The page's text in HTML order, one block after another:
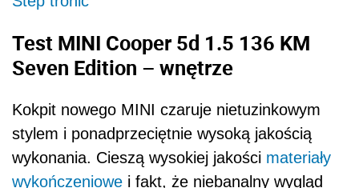
Test MINI Cooper 5d 1.5 136 KM
Seven Edition – wnętrze
Kokpit nowego MINI czaruje nietuzinkowym
stylem i ponadprzeciętnie wysoką jakością
wykonania. Cieszą wysokiej jakości materiały
wykończeniowe i fakt, że niebanalny wygląd